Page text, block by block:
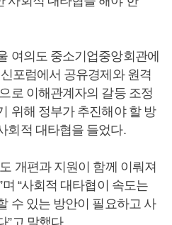
여의도 중소기업중앙회관에
포럼에서 공유경제와 원격
로 이해관계자의 갈등 조정
위해 정부가 추진해야 할 방
회적 대타협을 들었다.
개편과 지원이 함께 이뤄져
“사회적 대타협이 속도는
수 있는 방안이 필요하고 사